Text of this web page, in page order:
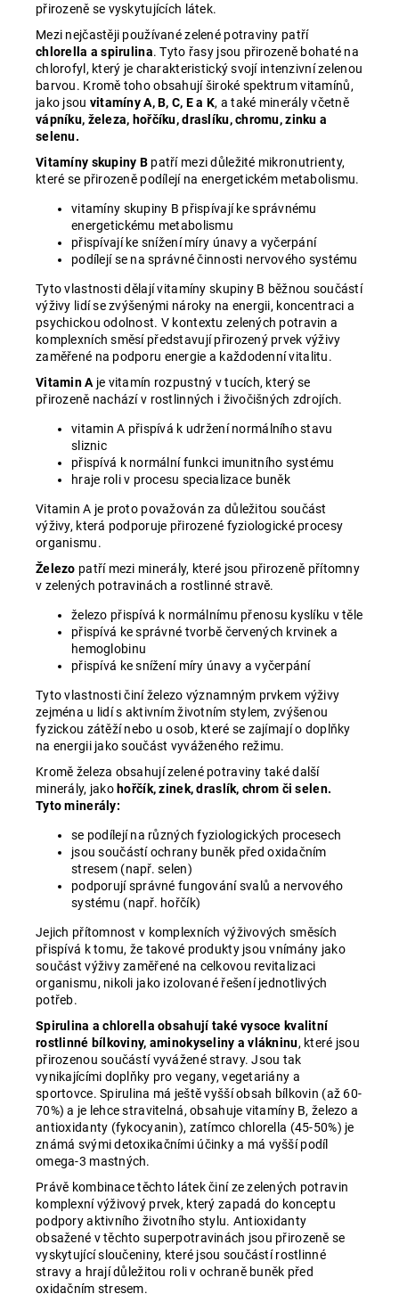
přirozeně se vyskytujících látek.
Mezi nejčastěji používané zelené potraviny patří
chlorella a spirulina. Tyto řasy jsou přirozeně bohaté na
chlorofyl, který je charakteristický svojí intenzivní zelenou
barvou. Kromě toho obsahují široké spektrum vitamínů,
jako jsou vitamíny A, B, C, E a K, a také minerály včetně
vápníku, železa, hořčíku, draslíku, chromu, zinku a
selenu.
Vitamíny skupiny B patří mezi důležité mikronutrienty,
které se přirozeně podílejí na energetickém metabolismu.
vitamíny skupiny B přispívají ke správnému
energetickému metabolismu
přispívají ke snížení míry únavy a vyčerpání
podílejí se na správné činnosti nervového systému
Tyto vlastnosti dělají vitamíny skupiny B běžnou součástí
výživy lidí se zvýšenými nároky na energii, koncentraci a
psychickou odolnost. V kontextu zelených potravin a
komplexních směsí představují přirozený prvek výživy
zaměřené na podporu energie a každodenní vitalitu.
Vitamin A je vitamín rozpustný v tucích, který se
přirozeně nachází v rostlinných i živočišných zdrojích.
vitamin A přispívá k udržení normálního stavu
sliznic
přispívá k normální funkci imunitního systému
hraje roli v procesu specializace buněk
Vitamin A je proto považován za důležitou součást
výživy, která podporuje přirozené fyziologické procesy
organismu.
Železo patří mezi minerály, které jsou přirozeně přítomny
v zelených potravinách a rostlinné stravě.
železo přispívá k normálnímu přenosu kyslíku v těle
přispívá ke správné tvorbě červených krvinek a
hemoglobinu
přispívá ke snížení míry únavy a vyčerpání
Tyto vlastnosti činí železo významným prvkem výživy
zejména u lidí s aktivním životním stylem, zvýšenou
fyzickou zátěží nebo u osob, které se zajímají o doplňky
na energii jako součást vyváženého režimu.
Kromě železa obsahují zelené potraviny také další
minerály, jakohořčík, zinek, draslík, chrom či selen.
Tyto minerály:
se podílejí na různých fyziologických procesech
jsou součástí ochrany buněk před oxidačním
stresem (např. selen)
podporují správné fungování svalů a nervového
systému (např. hořčík)
Jejich přítomnost v komplexních výživových směsích
přispívá k tomu, že takové produkty jsou vnímány jako
součást výživy zaměřené na celkovou revitalizaci
organismu, nikoli jako izolované řešení jednotlivých
potřeb.
Spirulina a chlorella obsahují také vysoce kvalitní
rostlinné bílkoviny, aminokyseliny a vlákninu, které jsou
přirozenou součástí vyvážené stravy. Jsou tak
vynikajícími doplňky pro vegany, vegetariány a
sportovce. Spirulina má ještě vyšší obsah bílkovin (až 60-
70%) a je lehce stravitelná, obsahuje vitamíny B, železo a
antioxidanty (fykocyanin), zatímco chlorella (45-50%) je
známá svými detoxikačními účinky a má vyšší podíl
omega-3 mastných.
Právě kombinace těchto látek činí ze zelených potravin
komplexní výživový prvek, který zapadá do konceptu
podpory aktivního životního stylu. Antioxidanty
obsažené v těchto superpotravinách jsou přirozeně se
vyskytující sloučeniny, které jsou součástí rostlinné
stravy a hrají důležitou roli v ochraně buněk před
oxidačním stresem.